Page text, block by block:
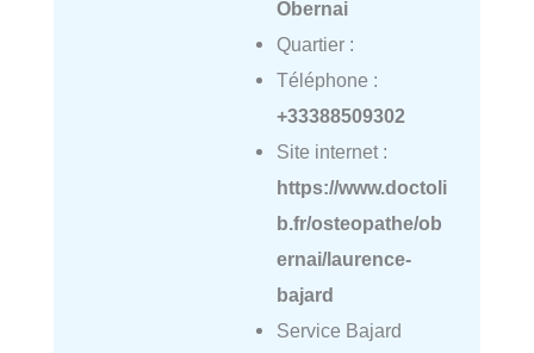
Obernai
Quartier :
Téléphone :
+33388509302
Site internet :
https://www.doctoli
b.fr/osteopathe/ob
ernai/laurence-
bajard
Service Bajard